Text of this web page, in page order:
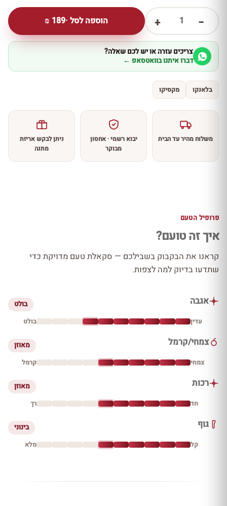
−
1
+ הוספה לסל ·189
₪
צריכים עזרה או יש לכם שאלה?
דברו איתנו בוואטסאפ ←
בלאנקו מקסיקו
משלוח מהיר עד הבית
יבוא רשמי · אחסון
מבוקר
ניתן לבקש אריזת
מתנה
פרופיל הטעם
איך זה טועם?
קראנו את הבקבוק בשבילכם — סקאלת טעם מדויקת כדי
שתדעו בדיוק למה לצפות.
אגבה בולט
עדין בולט
צמחי/קרמל מאוזן
צמחי קרמל
רכות מאוזן
חד רך
גוף בינוני
קל מלא